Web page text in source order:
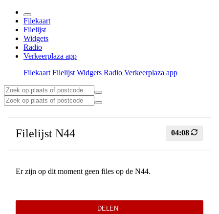
Filekaart
Filelijst
Widgets
Radio
Verkeerplaza app
Filekaart Filelijst Widgets Radio Verkeerplaza app
Filelijst N44 04:08
Er zijn op dit moment geen files op de N44.
DELEN